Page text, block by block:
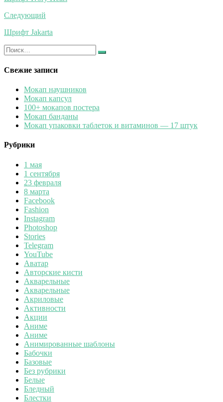
записям
Следующий
Шрифт Jakarta
Искать:
Найти
Свежие записи
Мокап наушников
Мокап капсул
100+ мокапов постера
Мокап банданы
Мокап упаковки таблеток и витаминов — 17 штук
Рубрики
1 мая
1 сентября
23 февраля
8 марта
Facebook
Fashion
Instagram
Photoshop
Stories
Telegram
YouTube
Аватар
Авторские кисти
Акварельные
Акварельные
Акриловые
Активности
Акции
Аниме
Аниме
Анимированные шаблоны
Бабочки
Базовые
Без рубрики
Белые
Бледный
Блестки